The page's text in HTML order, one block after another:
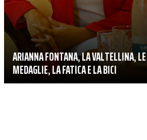
ARIANNA FONTANA, LA VALTELLINA, LE
MEDAGLIE, LA FATICA E LA BICI